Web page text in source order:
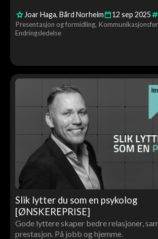
Joar Haga Bård Norheim 12 sep 2025
Presentasjon og formidling
Endringsledelse
Slik lytter du som en psykolog
[ØNSKEREPRISE]
Gode lyttere skaper bedre relasjoner,
prestasjon. På jobb og hjemme.